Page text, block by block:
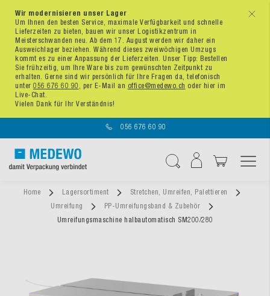
x
Wir modernisieren unser Lager
Um Ihnen den besten Service, maximale Verfügbarkeit und schnelle
Lieferzeiten zu bieten, bauen wir unser Logistikzentrum in
Meisterschwanden neu. Ab dem 17. August werden wir daher ein
Ausweichlager beziehen. Während dieses zweiwöchigen Umzugs
kommt es zu einer Anpassung der Lieferzeiten. Unser Tipp: Bestellen
Sie frühzeitig, um Ihre Ware bis zum gewünschten Zeitpunkt zu
erhalten. Gerne sind wir persönlich für Ihre Fragen da, telefonisch
unter 056 676 60 90 , per E-Mail an office@medewo.ch oder hier im
Live-Chat.
Vielen Dank für Ihr Verständnis!
056 676 60 90
Home Lagersortiment
Stretchen, Umreifen, Palettieren
Umreifung
PP-Umreifungsband & Zubehör
Umreifungsmaschine halbautomatisch SM200/280